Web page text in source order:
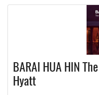
BARAI HUA HIN
Hyatt